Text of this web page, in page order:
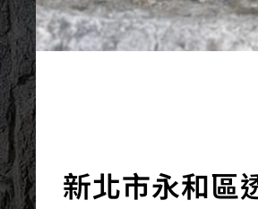
新北市永和區